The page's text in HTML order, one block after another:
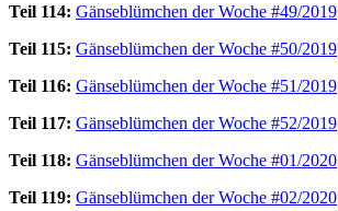
Teil 114: Gänseblümchen der Woche #49/2019
Teil 115: Gänseblümchen der Woche #50/2019
Teil 116: Gänseblümchen der Woche #51/2019
Teil 117: Gänseblümchen der Woche #52/2019
Teil 118: Gänseblümchen der Woche #01/2020
Teil 119: Gänseblümchen der Woche #02/2020